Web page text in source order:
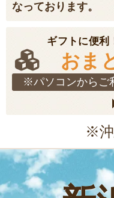
なっております。
ギフトに便利
おま
※パソコンからご
※沖